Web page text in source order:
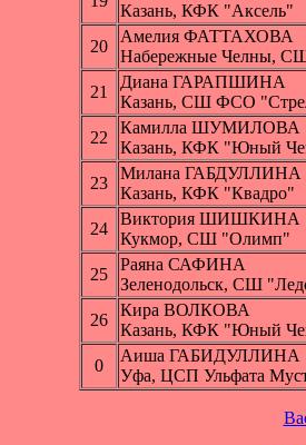
Казань, КФК "Аксель"
20
Амелия ФАТТАХОВА
Набережные Челны,
21
Диана ГАРАПШИНА
Казань, СШ ФСО
22
Камилла ШУМИЛОВА
Казань, КФК "Юный
23
Милана ГАБДУЛЛИНА
Казань, КФК "Квадро"
24
Виктория ШИШКИНА
Кукмор, СШ "Олимп"
25
Раяна САФИНА
Зеленодольск, СШ
26
Кира ВОЛКОВА
Казань, КФК "Юный
0
Аиша ГАБИДУЛЛИНА
Уфа, ЦСП Ульфата